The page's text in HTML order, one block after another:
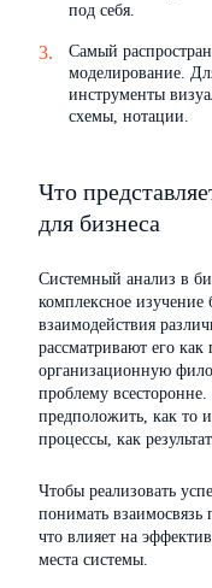
под себя.
Самый
моделирование.
инструменты
схемы, нотации.
Что
для бизнеса
Системный анализ в
комплексное изучение
взаимодействия
рассматривают его
организационную
проблему
предположить, как то
процессы, как
Чтобы реализовать
понимать взаимосвязь
что влияет на
места системы.